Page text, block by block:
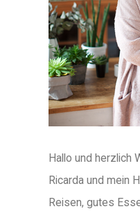
Hallo und herzlich
Ricarda und mein
Reisen, gutes